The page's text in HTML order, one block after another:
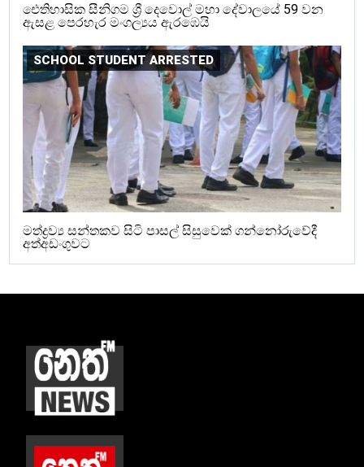
ඓතිහාසික සීනිගම ශ්‍රී දෙවොල් මහා දේවාලයේ 59 වන
ඇසළ පෙරහැර මංගල්‍යය ඇරඹෙයි
SCHOOL STUDENT ARRESTED
මත්ද්‍රව්‍ය සන්තකව සිටි පාසල් සිසුවෙක් ගන්නෝරුවේදී
අත්අඩංගුවට